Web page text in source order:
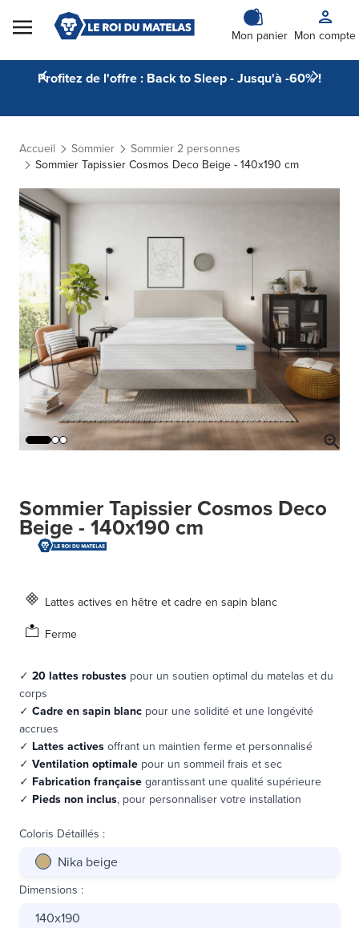
Skip to Content
Mon panier Mon compte
Profitez de l'offre : Back to Sleep - Jusqu'à -60% !
Accueil Sommier
Sommier 2 personnes
Sommier Tapissier Cosmos Deco Beige - 140x190 cm
Sommier Tapissier Cosmos Deco
Beige - 140x190 cm
Lattes actives en hêtre et cadre en sapin blanc
Ferme
✓ 20 lattes robustes pour un soutien optimal du matelas et du
corps
✓ Cadre en sapin blanc pour une solidité et une longévité
accrues
✓ Lattes actives offrant un maintien ferme et personnalisé
✓ Ventilation optimale pour un sommeil frais et sec
✓ Fabrication française garantissant une qualité supérieure
✓ Pieds non inclus, pour personnaliser votre installation
Coloris Détaillés :
Nika beige
Dimensions :
140x190